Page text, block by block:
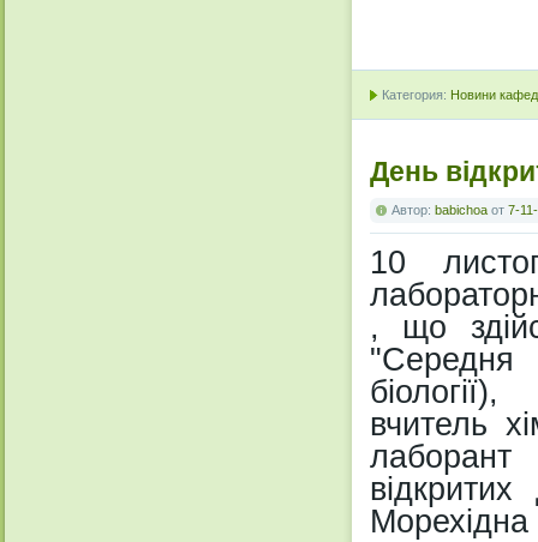
Категория: Новини
День
Автор: babichoa от 7-
10
, що
"Середня
вчитель
лаборант